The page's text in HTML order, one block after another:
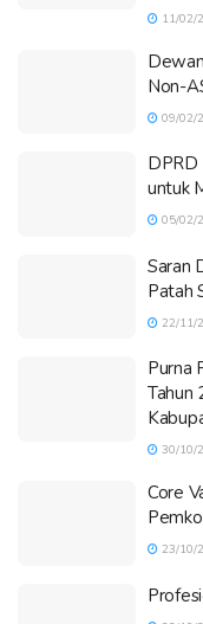
11/02/
Non-
09/02/
DPRD
untuk
05/02/
Saran
Patah
22/11/
Purna
Tahun
30/10/
Core
23/10/